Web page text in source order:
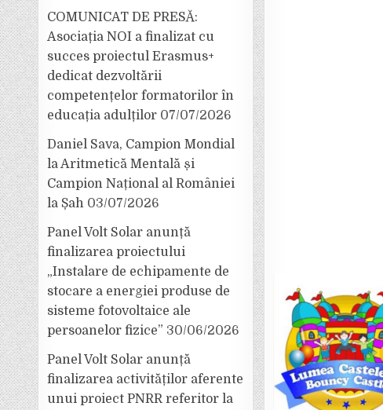
COMUNICAT DE PRESĂ:
Asociația NOI a finalizat cu
succes proiectul Erasmus+
dedicat dezvoltării
competențelor formatorilor în
educația adulților 07/07/2026
Daniel Sava, Campion Mondial
la Aritmetică Mentală și
Campion Național al României
la Șah 03/07/2026
Panel Volt Solar anunță
finalizarea proiectului
„Instalare de echipamente de
stocare a energiei produse de
sisteme fotovoltaice ale
persoanelor fizice” 30/06/2026
Panel Volt Solar anunță
finalizarea activităților aferente
unui proiect PNRR referitor la